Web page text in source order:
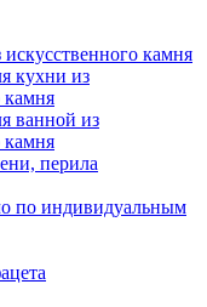
камня
кухни из
камня
ванной из
камня
перила
по индивидуальным